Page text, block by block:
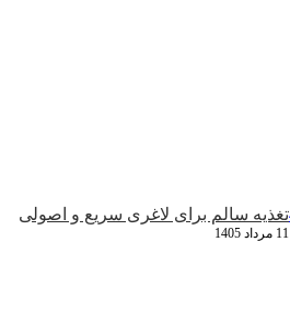
تغذیه سالم برای لاغری سریع و اصولی
11 مرداد 1405